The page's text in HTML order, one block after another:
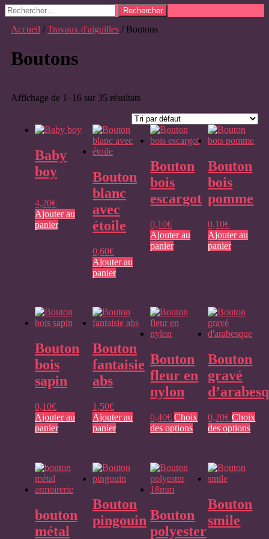
Rechercher :
Accueil / Travaux d'aiguilles / Boutons
Boutons
Affichage de 1–16 sur 35 résultats
Baby
boy
4,20€
Ajouter au
panier
Bouton
blanc
avec
étoile
0,60€
Ajouter au
panier
Bouton
bois
escargot
0,10€
Ajouter au
panier
Bouton
bois
pomme
0,10€
Ajouter au
panier
Bouton
bois
sapin
0,10€
Ajouter au
panier
Bouton
fantaisie
abs
1,50€
Ajouter au
panier
Bouton
fleur en
nylon
0,40€ Choix
des optionsCe
variations.
Les
peuvent
être
choisies
sur
Bouton
gravé
0,20€ Choix
des optionsCe
être
bouton
métal
Bouton
pingouin Bouton
polyester
Bouton
smile